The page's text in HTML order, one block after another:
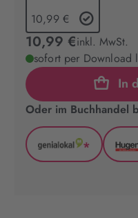
10,99 €
10,99 €inkl. MwSt.
sofort per Download
In
Oder im Buchhandel
GenialLokal
*